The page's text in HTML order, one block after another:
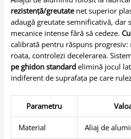
rezistență/greutatenet superior
adaugă greutate semnificativă, dar
mecanice intense fără să cedeze.
calibrată pentru răspuns progresiv:
roata, controlezi decelerarea.
pe ghidon standard elimină jocul
indiferent de suprafața pe care
Parametru
Material Aliaj de